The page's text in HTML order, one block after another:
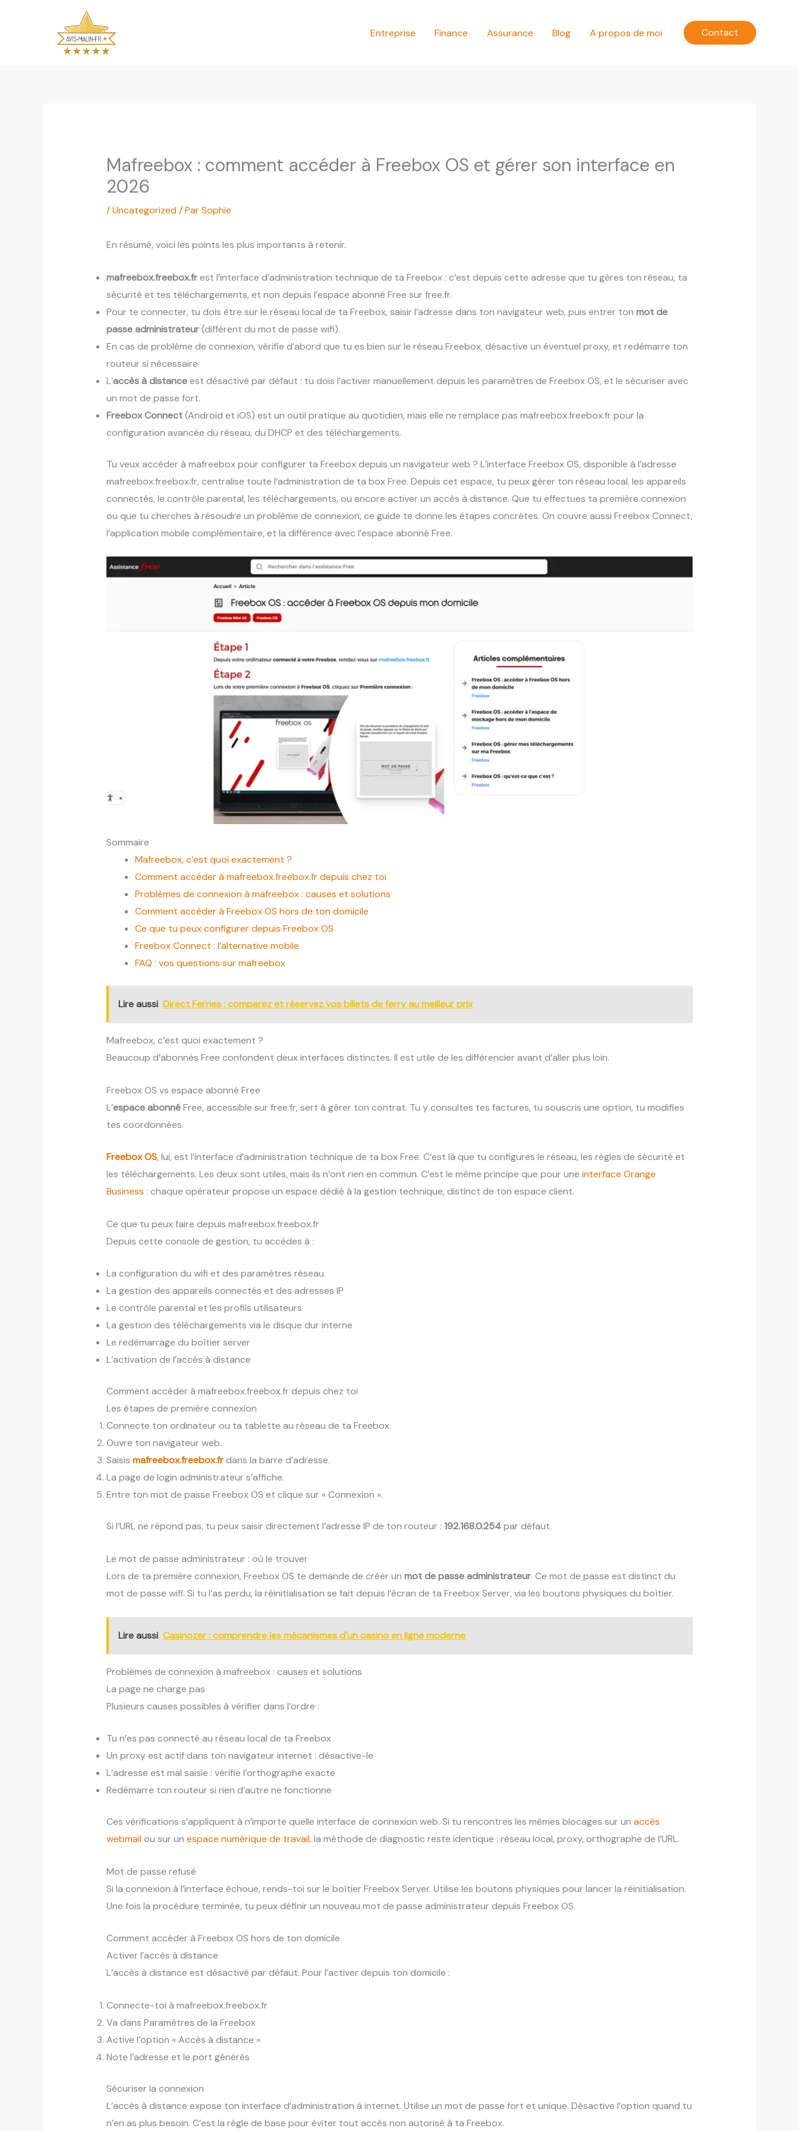
Entreprise Finance Assurance Blog A propos de moi Contact
Mafreebox : comment accéder à Freebox OS et gérer son interface en
2026
/Uncategorized/ ParSophie
En résumé, voici les points les plus importants à retenir.
mafreebox.freebox.frest l’interface d’administration technique de ta Freebox : c’est depuis cette adresse que tu gères ton réseau, ta
sécurité et tes téléchargements, et non depuis l’espace abonné Free sur free.fr.
Pour te connecter, tu dois être sur le réseau local de ta Freebox, saisir l’adresse dans ton navigateur web, puis entrer ton mot de
passe administrateur(différent du mot de passe wifi).
En cas de problème de connexion, vérifie d’abord que tu es bien sur le réseau Freebox, désactive un éventuel proxy, et redémarre ton
routeur si nécessaire.
L’accès à distanceest désactivé par défaut : tu dois l’activer manuellement depuis les paramètres de Freebox OS, et le sécuriser avec
un mot de passe fort.
Freebox Connect(Android et iOS) est un outil pratique au quotidien, mais elle ne remplace pas mafreebox.freebox.fr pour la
configuration avancée du réseau, du DHCP et des téléchargements.
Tu veux accéder à mafreebox pour configurer ta Freebox depuis un navigateur web ? L’interface Freebox OS, disponible à l’adresse
mafreebox.freebox.fr, centralise toute l’administration de ta box Free. Depuis cet espace, tu peux gérer ton réseau local, les appareils
connectés, le contrôle parental, les téléchargements, ou encore activer un accès à distance. Que tu effectues ta première connexion
ou que tu cherches à résoudre un problème de connexion, ce guide te donne les étapes concrètes. On couvre aussi Freebox Connect,
l’application mobile complémentaire, et la différence avec l’espace abonné Free.
Sommaire
Mafreebox, c’est quoi exactement ?
Comment accéder à mafreebox.freebox.fr depuis chez toi
Problèmes de connexion à mafreebox : causes et solutions
Comment accéder à Freebox OS hors de ton domicile
Ce que tu peux configurer depuis Freebox OS
Freebox Connect : l’alternative mobile
FAQ : vos questions sur mafreebox
Lire aussi Direct Ferries : comparez et réservez vos billets de ferry au meilleur prix
Mafreebox, c’est quoi exactement ?
Beaucoup d’abonnés Free confondent deux interfaces distinctes. Il est utile de les différencier avant d’aller plus loin.
Freebox OS vs espace abonné Free
L’espace abonnéFree, accessible sur free.fr, sert à gérer ton contrat. Tu y consultes tes factures, tu souscris une option, tu modifies
tes coordonnées.
Freebox OS, lui, est l’interface d’administration technique de ta box Free. C’est là que tu configures le réseau, les règles de sécurité et
les téléchargements. Les deux sont utiles, mais ils n’ont rien en commun. C’est le même principe que pour une interface Orange
Business : chaque opérateur propose un espace dédié à la gestion technique, distinct de ton espace client.
Ce que tu peux faire depuis mafreebox.freebox.fr
Depuis cette console de gestion, tu accèdes à :
La configuration du wifi et des paramètres réseau
La gestion des appareils connectés et des adresses IP
Le contrôle parental et les profils utilisateurs
La gestion des téléchargements via le disque dur interne
Le redémarrage du boîtier server
L’activation de l’accès à distance
Comment accéder à mafreebox.freebox.fr depuis chez toi
Les étapes de première connexion
Connecte ton ordinateur ou ta tablette au réseau de ta Freebox.
Ouvre ton navigateur web.
Saisis mafreebox.freebox.frdans la barre d’adresse.
La page de login administrateur s’affiche.
Entre ton mot de passe Freebox OS et clique sur « Connexion ».
Si l’URL ne répond pas, tu peux saisir directement l’adresse IP de ton routeur : 192.168.0.254par défaut.
Le mot de passe administrateur : où le trouver
Lors de ta première connexion, Freebox OS te demande de créer un mot de passe administrateur. Ce mot de passe est distinct du
mot de passe wifi. Si tu l’as perdu, la réinitialisation se fait depuis l’écran de ta Freebox Server, via les boutons physiques du boîtier.
Lire aussi Casinozer : comprendre les mécanismes d'un casino en ligne moderne
Problèmes de connexion à mafreebox : causes et solutions
La page ne charge pas
Plusieurs causes possibles à vérifier dans l’ordre :
Tu n’es pas connecté au réseau local de ta Freebox
Un proxy est actif dans ton navigateur internet : désactive-le
L’adresse est mal saisie : vérifie l’orthographe exacte
Redémarre ton routeur si rien d’autre ne fonctionne
Ces vérifications s’appliquent à n’importe quelle interface de connexion web. Si tu rencontres les mêmes blocages sur un accès
webmailou sur un espace numérique de travail, la méthode de diagnostic reste identique : réseau local, proxy, orthographe de l’URL.
Mot de passe refusé
Si la connexion à l’interface échoue, rends-toi sur le boîtier Freebox Server. Utilise les boutons physiques pour lancer la réinitialisation.
Une fois la procédure terminée, tu peux définir un nouveau mot de passe administrateur depuis Freebox OS.
Comment accéder à Freebox OS hors de ton domicile
Activer l’accès à distance
L’accès à distance est désactivé par défaut. Pour l’activer depuis ton domicile :
Connecte-toi à mafreebox.freebox.fr
Va dans Paramètres de la Freebox
Active l’option « Accès à distance »
Note l’adresse et le port générés
Sécuriser la connexion
L’accès à distance expose ton interface d’administration à internet. Utilise un mot de passe fort et unique. Désactive l’option quand tu
n’en as plus besoin. C’est la règle de base pour éviter tout accès non autorisé à ta Freebox.